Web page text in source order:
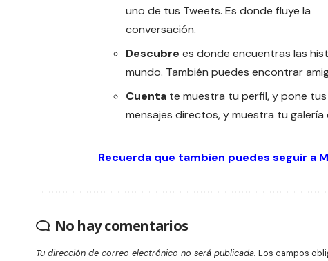
uno de tus Tweets. Es donde fluye la
conversación.
Descubre es donde encuentras las
mundo. También puedes encontrar
Cuenta te muestra tu perfil, y pone
mensajes directos, y muestra tu galería
Recuerda que tambien puedes seguir a
No hay comentarios
Tu dirección de correo electrónico no será publicada. Los campos